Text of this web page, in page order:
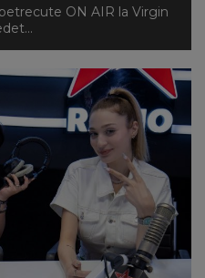
ON AIR la Virgin